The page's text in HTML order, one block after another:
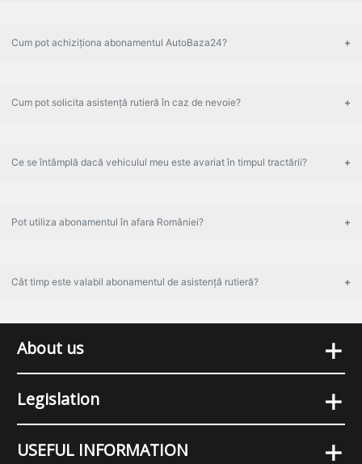
Cum pot achiziționa abonamentul AutoBaza24?
Cum pot solicita asistență rutieră în caz de nevoie?
Ce se întâmplă dacă vehiculul meu este avariat în timpul tractării?
Pot utiliza abonamentul în afara României?
Cât timp este valabil abonamentul de asistență rutieră?
About us +
Legislation +
USEFUL INFORMATION +